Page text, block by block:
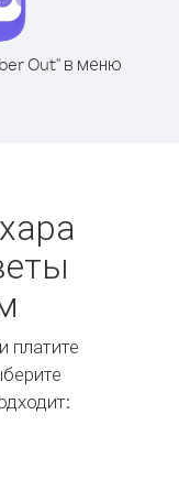
Out" в меню
платите